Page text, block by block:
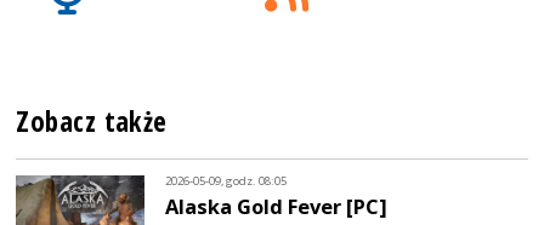
Zobacz także
2026-05-09, godz. 08:05
Alaska Gold Fever [PC]